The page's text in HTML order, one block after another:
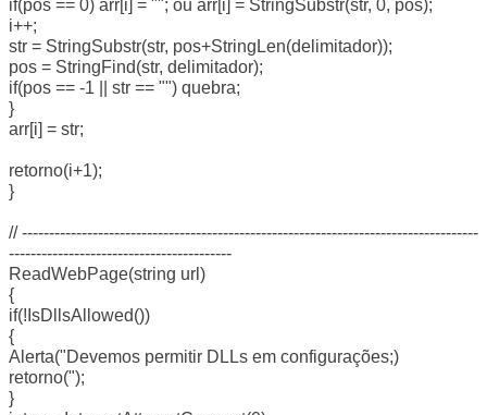
if(pos == 0) arr[i] = ""; ou arr[i] = StringSubstr(str, 0, pos);
i++;
str = StringSubstr(str, pos+StringLen(delimitador));
pos = StringFind(str, delimitador);
if(pos == -1 || str == "") quebra;
}
arr[i] = str;
retorno(i+1);
}
// ------------------------------------------------------------------------------------
-----------------------------------------
ReadWebPage(string url)
{
if(!IsDllsAllowed())
{
Alerta("Devemos permitir DLLs em configurações;)
retorno(");
}